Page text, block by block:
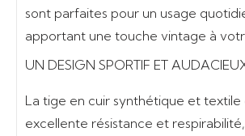
sont parfaites pour un usage
apportant une touche vintage à
UN DESIGN SPORTIF ET
La tige en cuir synthétique et textile
excellente résistance et respirabilité